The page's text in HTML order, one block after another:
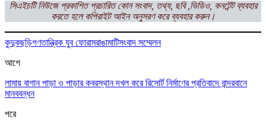
সিএইচটি নিউজে প্রকাশিত প্রচারিত কোন সংবাদ, তথ্য, ছবি ,ভিডিও, কনটেন্ট ব্যবহার
করতে হলে কপিরাইট আইন অনুসরণ করে ব্যবহার করুন।
কুদুকছড়িগণতান্ত্রিক যুব ফোরামরাঙামাটিসংবাদ সম্মেলন
আগে
লামায় বাগান পাড়া ও পাড়ার কবরস্থান দখল করে রিসোর্ট নির্মাণের প্রতিবাদে বান্দরবানে
মানববন্ধন
পরে